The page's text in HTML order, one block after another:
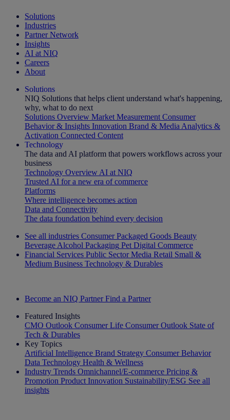
Solutions
Industries
Partner Network
Insights
AI at NIQ
Careers
About
Solutions
NIQ Solutions that helps client understand what's happening,
why, what to do next
Solutions Overview Market Measurement Consumer
Behavior & Insights Innovation Brand & Media Analytics &
Activation Connected Content
Technology
The data and AI platform that powers workflows across your
business
Technology Overview AI at NIQ
Trusted AI for a new era of commerce
Platforms
Where intelligence becomes action
Data and Connectivity
The data foundation behind every decision
See all industries Consumer Packaged Goods Beauty
Beverage Alcohol Packaging Pet Digital Commerce
Financial Services Public Sector Media Retail Small &
Medium Business Technology & Durables
Become an NIQ Partner Find a Partner
Featured Insights
CMO Outlook Consumer Life Consumer Outlook State of
Tech & Durables
Key Topics
Artificial Intelligence Brand Strategy Consumer Behavior
Data Technology Health & Wellness
Industry Trends Omnichannel/E-commerce Pricing &
Promotion Product Innovation Sustainability/ESG See all
insights